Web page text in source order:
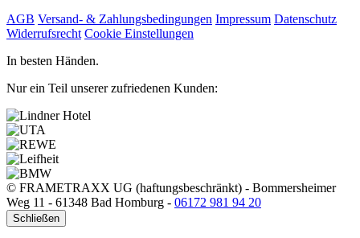
AGB Versand- & Zahlungsbedingungen Impressum Datenschutz
Widerrufsrecht Cookie Einstellungen
In besten Händen.
Nur ein Teil unserer zufriedenen Kunden:
© FRAMETRAXX UG (haftungsbeschränkt) - Bommersheimer
Weg 11 - 61348 Bad Homburg - 06172 981 94 20
Schließen